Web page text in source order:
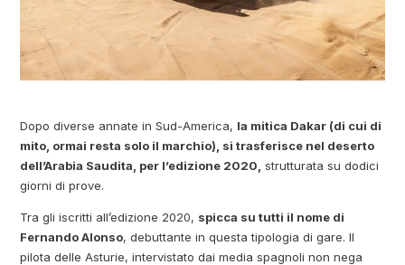
Dopo diverse annate in Sud-America, la mitica Dakar (di cui di
mito, ormai resta solo il marchio), si trasferisce nel deserto
dell’Arabia Saudita, per l’edizione 2020, strutturata su dodici
giorni di prove.
Tra gli iscritti all’edizione 2020, spicca su tutti il nome di
Fernando Alonso, debuttante in questa tipologia di gare. Il
pilota delle Asturie, intervistato dai media spagnoli non nega